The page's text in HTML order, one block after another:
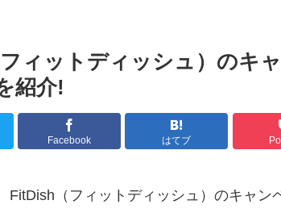
ィットディッシュ）のキ
紹介!
Facebook はてブ
FitDish（フィットディッシュ）のキャ